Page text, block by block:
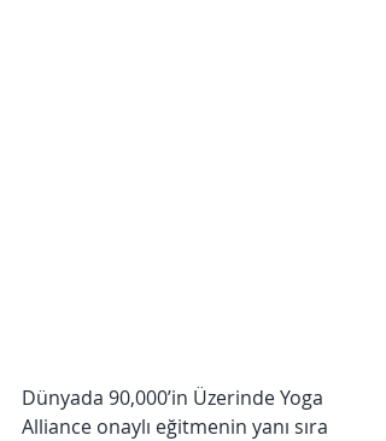
Dünyada 90,000’in Üzerinde Yoga
Alliance onaylı eğitmenin yanı sıra